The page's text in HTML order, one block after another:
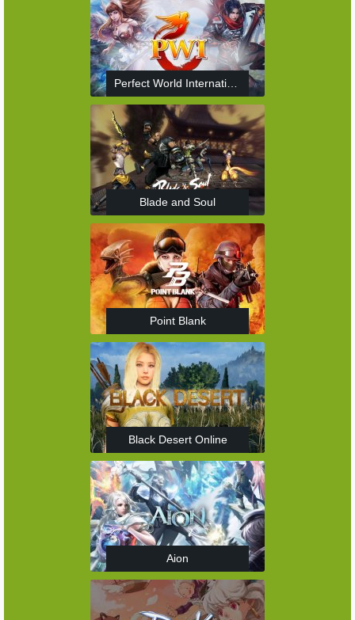
Perfect World International
Blade and Soul
Point Blank
Black Desert Online
Aion